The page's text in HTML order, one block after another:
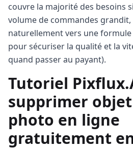
couvre la majorité des besoins
volume de commandes grandit,
naturellement vers une
pour sécuriser la qualité et la
quand passer au payant).
Tutoriel
supprimer
photo en ligne
gratuitement